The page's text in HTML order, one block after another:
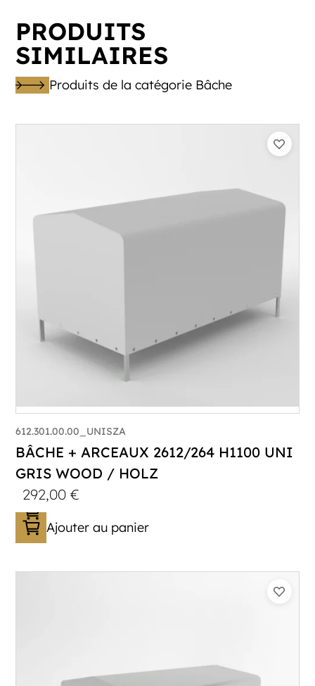
PRODUITS
SIMILAIRES
Produits de la catégorie Bâche
612.301.00.00_UNISZA
BÂCHE + ARCEAUX 2612/264 H1100 UNI
GRIS WOOD / HOLZ
292,00€
Ajouter au panier